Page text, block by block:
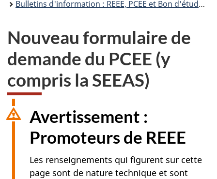
Bulletins d'information : REEE, PCEE et Bon d'études canadien
Nouveau formulaire de
demande du PCEE (y
compris la SEEAS)
Avertissement :
Promoteurs de REEE
Les renseignements qui figurent sur cette
page sont de nature technique et sont